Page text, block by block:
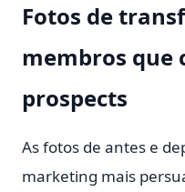
Fotos de
membros que
prospects
As fotos de antes e
marketing mais